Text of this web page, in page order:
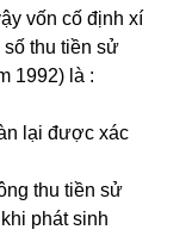
vốn cố định xí
thu tiền sử
1992) là :
lại được xác
thu tiền sử
phát sinh